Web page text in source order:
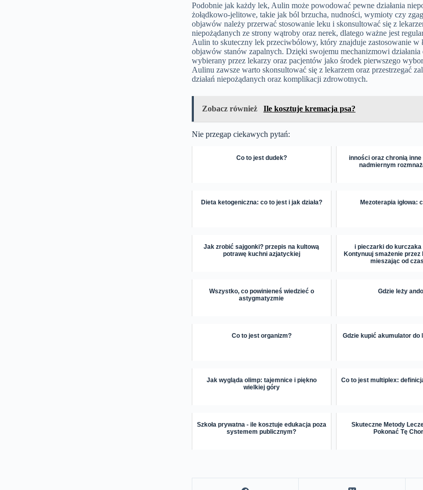
Podobnie jak każdy lek, Aulin może powodować pewne działania
żołądkowo-jelitowe, takie jak ból brzucha, nudności, wymioty czy
objawów należy przerwać stosowanie leku i skonsultować się z
niepożądanych ze strony wątroby oraz nerek, dlatego ważne jest
Aulin to skuteczny lek przeciwbólowy, który znajduje zastosowanie
objawów stanów zapalnych. Dzięki swojemu mechanizmowi działania
wybierany przez lekarzy oraz pacjentów jako środek pierwszego
Aulinu zawsze warto skonsultować się z lekarzem oraz przestrzegać
działań niepożądanych oraz komplikacji zdrowotnych.
Zobacz również Ile kosztuje kremacja psa?
Nie przegap ciekawych pytań:
Co to jest dudek?
inności oraz chronią inne
nadmiernym
Dieta ketogeniczna: co to jest i jak działa? Mezoterapia igłowa:
Jak zrobić sajgonki? przepis na kultową
potrawę kuchni azjatyckiej
i pieczarki do kurczaka
Kontynuuj smażenie przez
mieszając od
Wszystko, co powinieneś wiedzieć o
astygmatyzmie
Gdzie leży
Co to jest organizm? Gdzie kupić akumulator do
Jak wygląda olimp: tajemnice i piękno
wielkiej góry
Co to jest multiplex:
Szkoła prywatna - ile kosztuje edukacja poza
systemem publicznym?
Skuteczne Metody
Pokonać Tę